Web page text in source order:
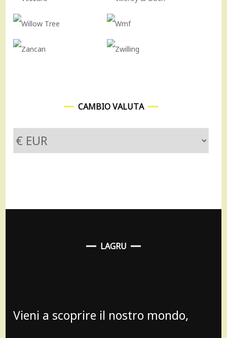
CAMBIO VALUTA
LAGRU
Vieni a scoprire il nostro mondo,